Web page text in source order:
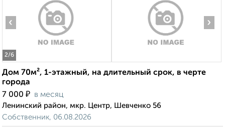
2/6
‹ ›
Дом 70м², 1-этажный, на длительный срок, в черте
города
7 000 ₽ в месяц
Ленинский район, мкр. Центр, Шевченко 56
Собственник, 06.08.2026